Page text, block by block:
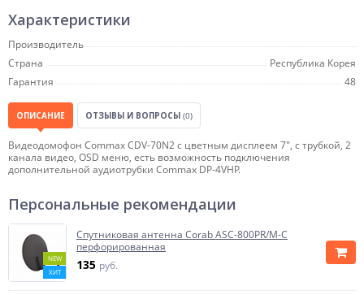
Характеристики
Производитель
Страна
Республика Корея
Гарантия
48
ОПИСАНИЕ ОТЗЫВЫ И ВОПРОСЫ (0)
Видеодомофон Commax CDV-70N2 с цветным дисплеем 7", с трубкой, 2
канала видео, OSD меню, есть возможность подключения
дополнительной аудиотрубки Commax DP-4VHP.
Персональные рекомендации
NEW
ХИТ
Спутниковая антенна Corab ASC-800PR/M-C
перфорированная
135 руб.